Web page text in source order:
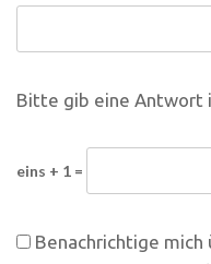
Bitte gib eine Antwort
eins + 1 =
Benachrichtige mich